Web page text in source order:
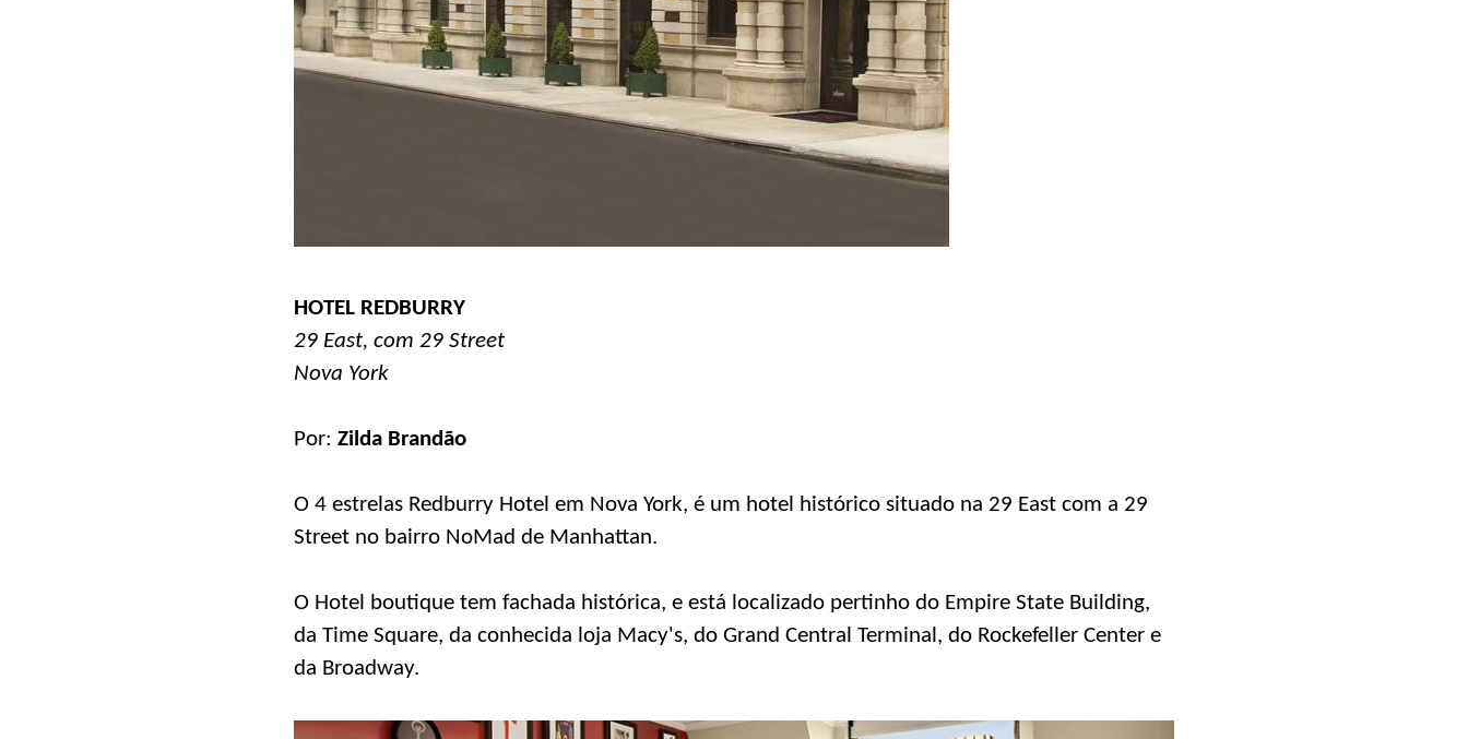
HOTEL REDBURRY
29 East, com 29 Street
Nova York
Por: Zilda Brandão
O 4 estrelas Redburry Hotel em Nova York, é um hotel histórico situado na 29 East com a 29
Street no bairro NoMad de Manhattan.
O Hotel boutique tem fachada histórica, e está localizado pertinho do Empire State Building,
da Time Square, da conhecida loja Macy's, do Grand Central Terminal, do Rockefeller Center e
da Broadway.